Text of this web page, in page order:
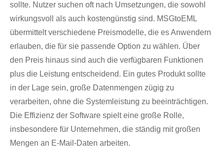
sollte. Nutzer suchen oft nach Umsetzungen, die sowohl
wirkungsvoll als auch kostengünstig sind. MSGtoEML
übermittelt verschiedene Preismodelle, die es Anwendern
erlauben, die für sie passende Option zu wählen. Über
den Preis hinaus sind auch die verfügbaren Funktionen
plus die Leistung entscheidend. Ein gutes Produkt sollte
in der Lage sein, große Datenmengen zügig zu
verarbeiten, ohne die Systemleistung zu beeinträchtigen.
Die Effizienz der Software spielt eine große Rolle,
insbesondere für Unternehmen, die ständig mit großen
Mengen an E-Mail-Daten arbeiten.